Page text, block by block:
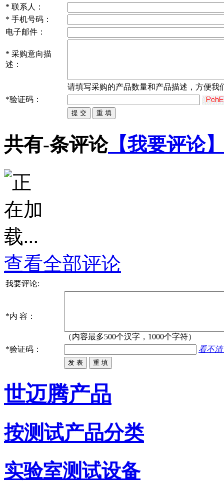
* 联系人：
* 手机号码：
电子邮件：
* 采购意向描
述：
请填写采购的产品数量和产品描述，方便我
*验证码：
共有-条评论【我要评论
查看全部评论
我要评论:
*内 容：
（内容最多500个汉字，1000个字符）
*验证码： 看不
世迈腾产品
按测试产品分类
实验室测试设备